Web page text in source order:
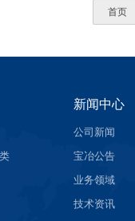
首页
新闻中心
公司新闻
宝冶公告
业务领域
技术资讯